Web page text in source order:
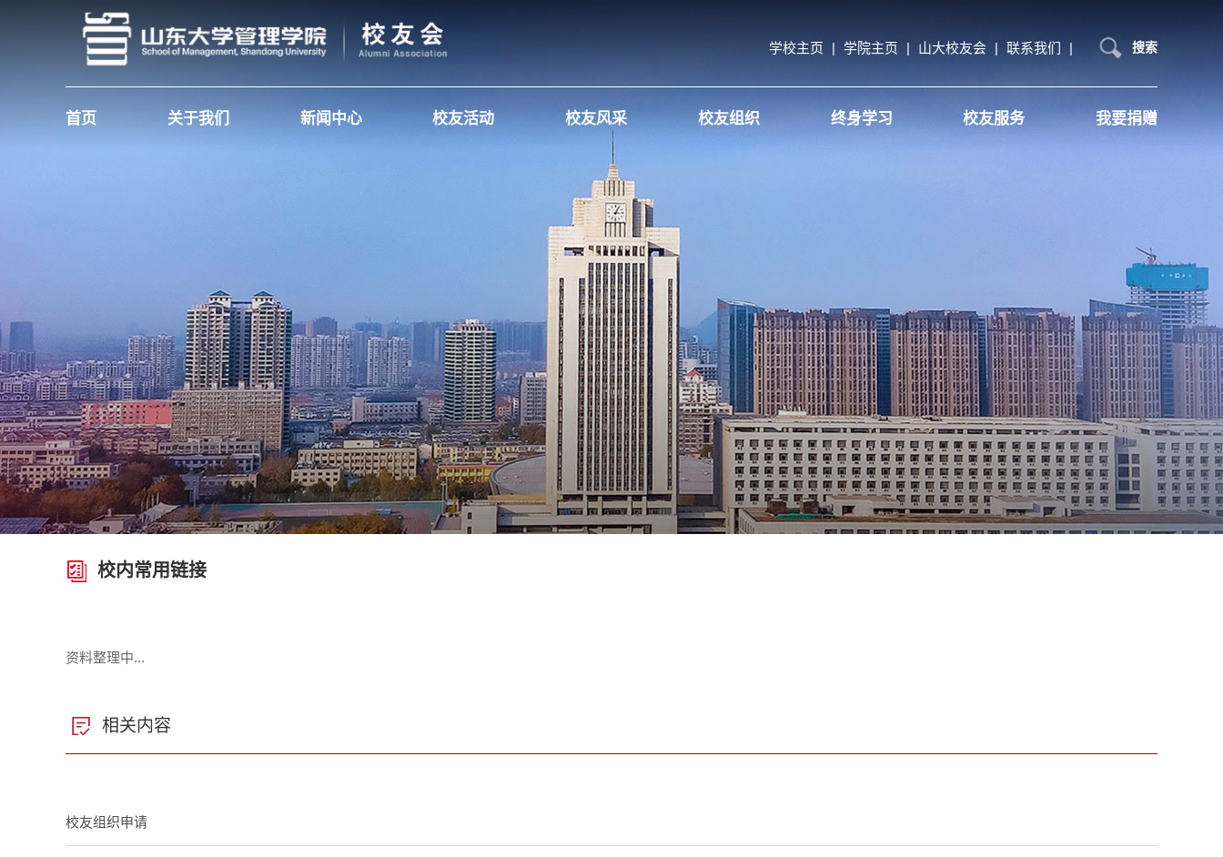
搜索
学校主页 | 学院主页 | 山大校友会 | 联系我们 |
首页 关于我们 新闻中心 校友活动 校友风采 校友组织 终身学习 校友服务 我要捐赠
校内常用链接
资料整理中...
相关内容
校友组织申请